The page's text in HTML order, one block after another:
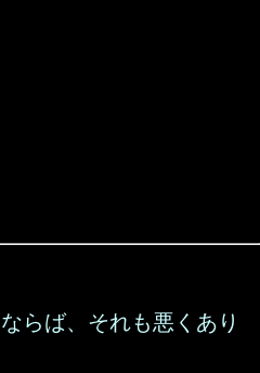
らば、それも悪くあり